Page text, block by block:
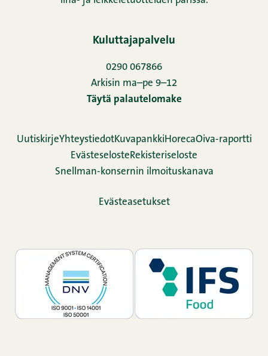
Kuluttajapalvelu
0290 067866
Arkisin ma–pe 9–12
Täytä palautelomake
UutiskirjeYhteystiedotKuvapankki HorecaOiva-raportti
Evästeseloste Rekisteriseloste
Snellman-konsernin ilmoituskanava
Evästeasetukset